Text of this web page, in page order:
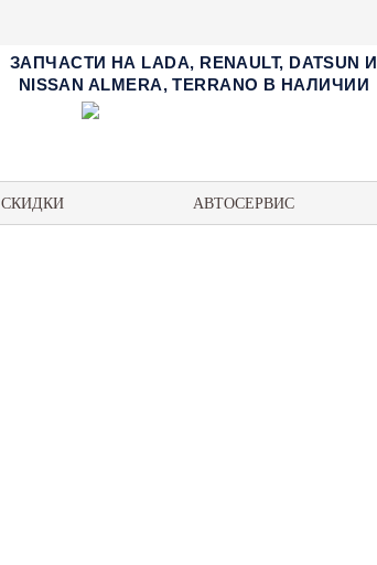
ЗАПЧАСТИ НА LADA, RENAULT, DATSUN И
NISSAN ALMERA, TERRANO В НАЛИЧИИ
СКИДКИ АВТОСЕРВИС